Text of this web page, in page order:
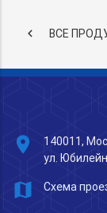
keyboard_arrow_left ВСЕ
place
140011,
ул.
map Схема